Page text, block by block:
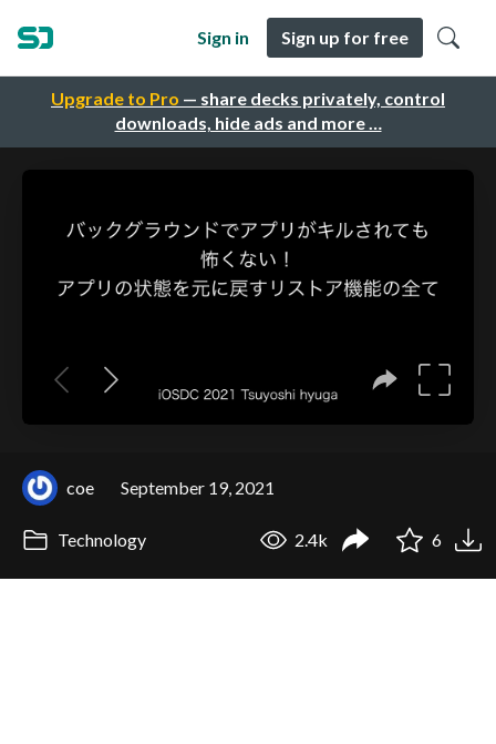
Upgrade to Pro — share decks privately, control
downloads, hide ads and more …
Sign in Sign up for free
coe September 19, 2021
Technology 2.4k 6